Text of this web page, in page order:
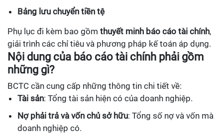
Bảng lưu chuyển tiền tệ
Phụ lục đi kèm bao gồm thuyết minh báo cáo tài chính,
giải trình các chỉ tiêu và phương pháp kế toán áp dụng.
Nội dung của báo cáo tài chính phải gồm
những gì?
BCTC cần cung cấp những thông tin chi tiết về:
Tài sản: Tổng tài sản hiện có của doanh nghiệp.
Nợ phải trả và vốn chủ sở hữu: Tổng số nợ và vốn mà
doanh nghiệp có.